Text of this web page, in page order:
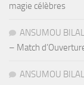
magie célèbres
ANSUMOU BILALI
– Match
ANSUMOU BILALI